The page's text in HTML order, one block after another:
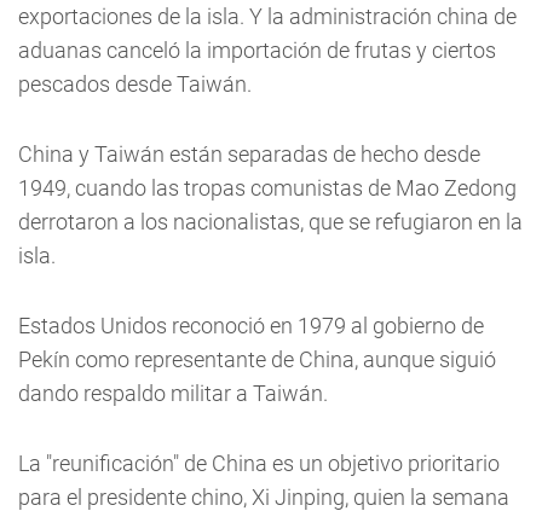
exportaciones de la isla. Y la administración china de
aduanas canceló la importación de frutas y ciertos
pescados desde Taiwán.
China y Taiwán están separadas de hecho desde
1949, cuando las tropas comunistas de Mao Zedong
derrotaron a los nacionalistas, que se refugiaron en la
isla.
Estados Unidos reconoció en 1979 al gobierno de
Pekín como representante de China, aunque siguió
dando respaldo militar a Taiwán.
La "reunificación" de China es un objetivo prioritario
para el presidente chino, Xi Jinping, quien la semana